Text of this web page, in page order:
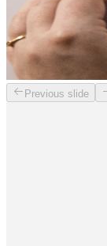
Previous slide